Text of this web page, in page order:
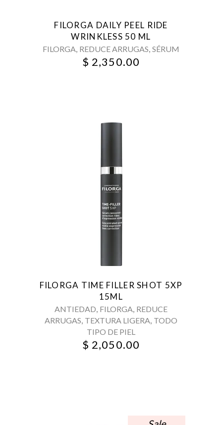
FILORGA DAILY PEEL RIDE
WRINKLESS 50 ML
FILORGA, REDUCE ARRUGAS, SÉRUM
$ 2,350.00
FILORGA TIME FILLER SHOT 5XP
15ML
ANTIEDAD, FILORGA, REDUCE
ARRUGAS, TEXTURA LIGERA, TODO
TIPO DE PIEL
$ 2,050.00